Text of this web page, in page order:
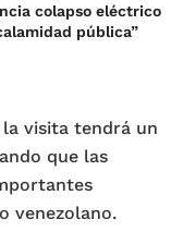
colapso eléctrico
pública”
visita tendrá un
que las
venezolano.